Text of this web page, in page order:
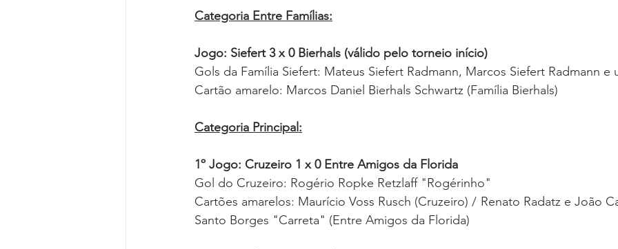
Categoria Entre Famílias:
Jogo: Siefert 3 x 0 Bierhals (válido pelo torneio início)
Gols da Família Siefert: Mateus Siefert Radmann, Marcos Siefert Radmann e
Cartão amarelo: Marcos Daniel Bierhals Schwartz (Família Bierhals)
Categoria Principal:
1º Jogo: Cruzeiro 1 x 0 Entre Amigos da Florida
Gol do Cruzeiro: Rogério Ropke Retzlaff "Rogérinho"
Cartões amarelos: Maurício Voss Rusch (Cruzeiro) / Renato Radatz e João
Santo Borges "Carreta" (Entre Amigos da Florida)